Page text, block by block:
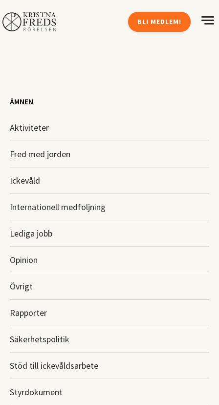
BLI MEDLEM!
ÄMNEN
Aktiviteter
Fred med jorden
Ickevåld
Internationell medföljning
Lediga jobb
Opinion
Övrigt
Rapporter
Säkerhetspolitik
Stöd till ickevåldsarbete
Styrdokument